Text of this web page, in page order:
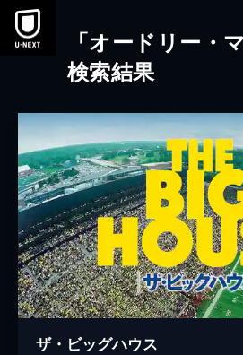
本文へスキップ
「オードリー・
検索結果
ザ・ビッグハウス